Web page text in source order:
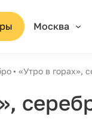
Москва
«Утро в горах»,